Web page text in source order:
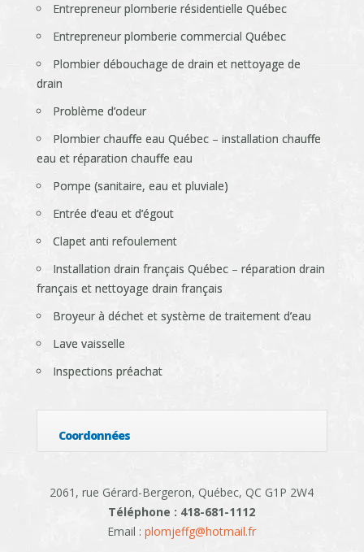
Entrepreneur plomberie résidentielle Québec
Entrepreneur plomberie commercial Québec
Plombier débouchage de drain et nettoyage de
drain
Problème d’odeur
Plombier chauffe eau Québec – installation chauffe
eau et réparation chauffe eau
Pompe (sanitaire, eau et pluviale)
Entrée d’eau et d’égout
Clapet anti refoulement
Installation drain français Québec – réparation drain
français et nettoyage drain français
Broyeur à déchet et système de traitement d’eau
Lave vaisselle
Inspections préachat
Coordonnées
2061, rue Gérard-Bergeron, Québec, QC G1P 2W4
Téléphone : 418-681-1112
Email :plomjeffg@hotmail.fr